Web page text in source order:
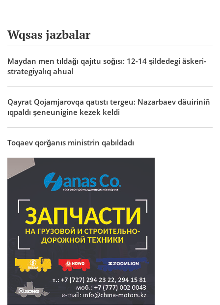
Wqsas jazbalar
Maydan men tıldağı qajıtu soğısı: 12-14 şildedegi äskeri-
strategiyalıq ahual
Qayrat Qojamjarovqa qatıstı tergeu: Nazarbaev däuiriniñ
ıqpaldı şeneunigine kezek keldi
Toqaev qorğanıs ministrin qabıldadı